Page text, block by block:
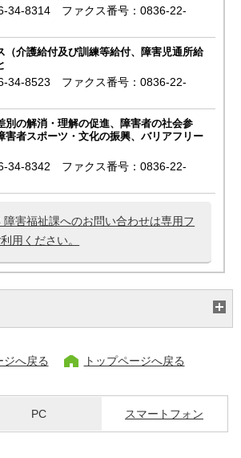
34-8314 ファクス番号：0836-22-
（介護給付及び訓練等給付、障害児通所給
34-8523 ファクス番号：0836-22-
別の解消・理解の促進、障害者の社会参
害者スポーツ・文化の振興、バリアフリー
34-8342 ファクス番号：0836-22-
障害福祉課へのお問い合わせは専用フ
用ください。
ジへ戻る トップページへ戻る
PC スマートフォン